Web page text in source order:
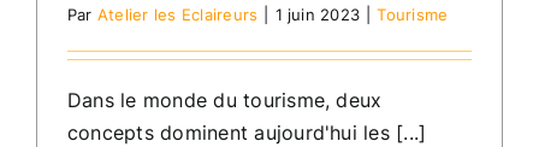
Par Atelier les Eclaireurs 1 juin 2023 Tourisme
Dans le monde du tourisme, deux
concepts dominent aujourd'hui les [...]